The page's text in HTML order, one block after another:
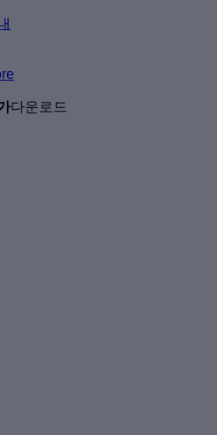
다운로드